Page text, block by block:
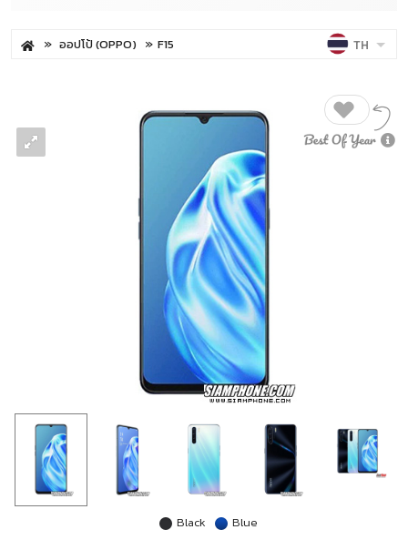
ออปโป้ (OPPO) F15 TH
Black Blue